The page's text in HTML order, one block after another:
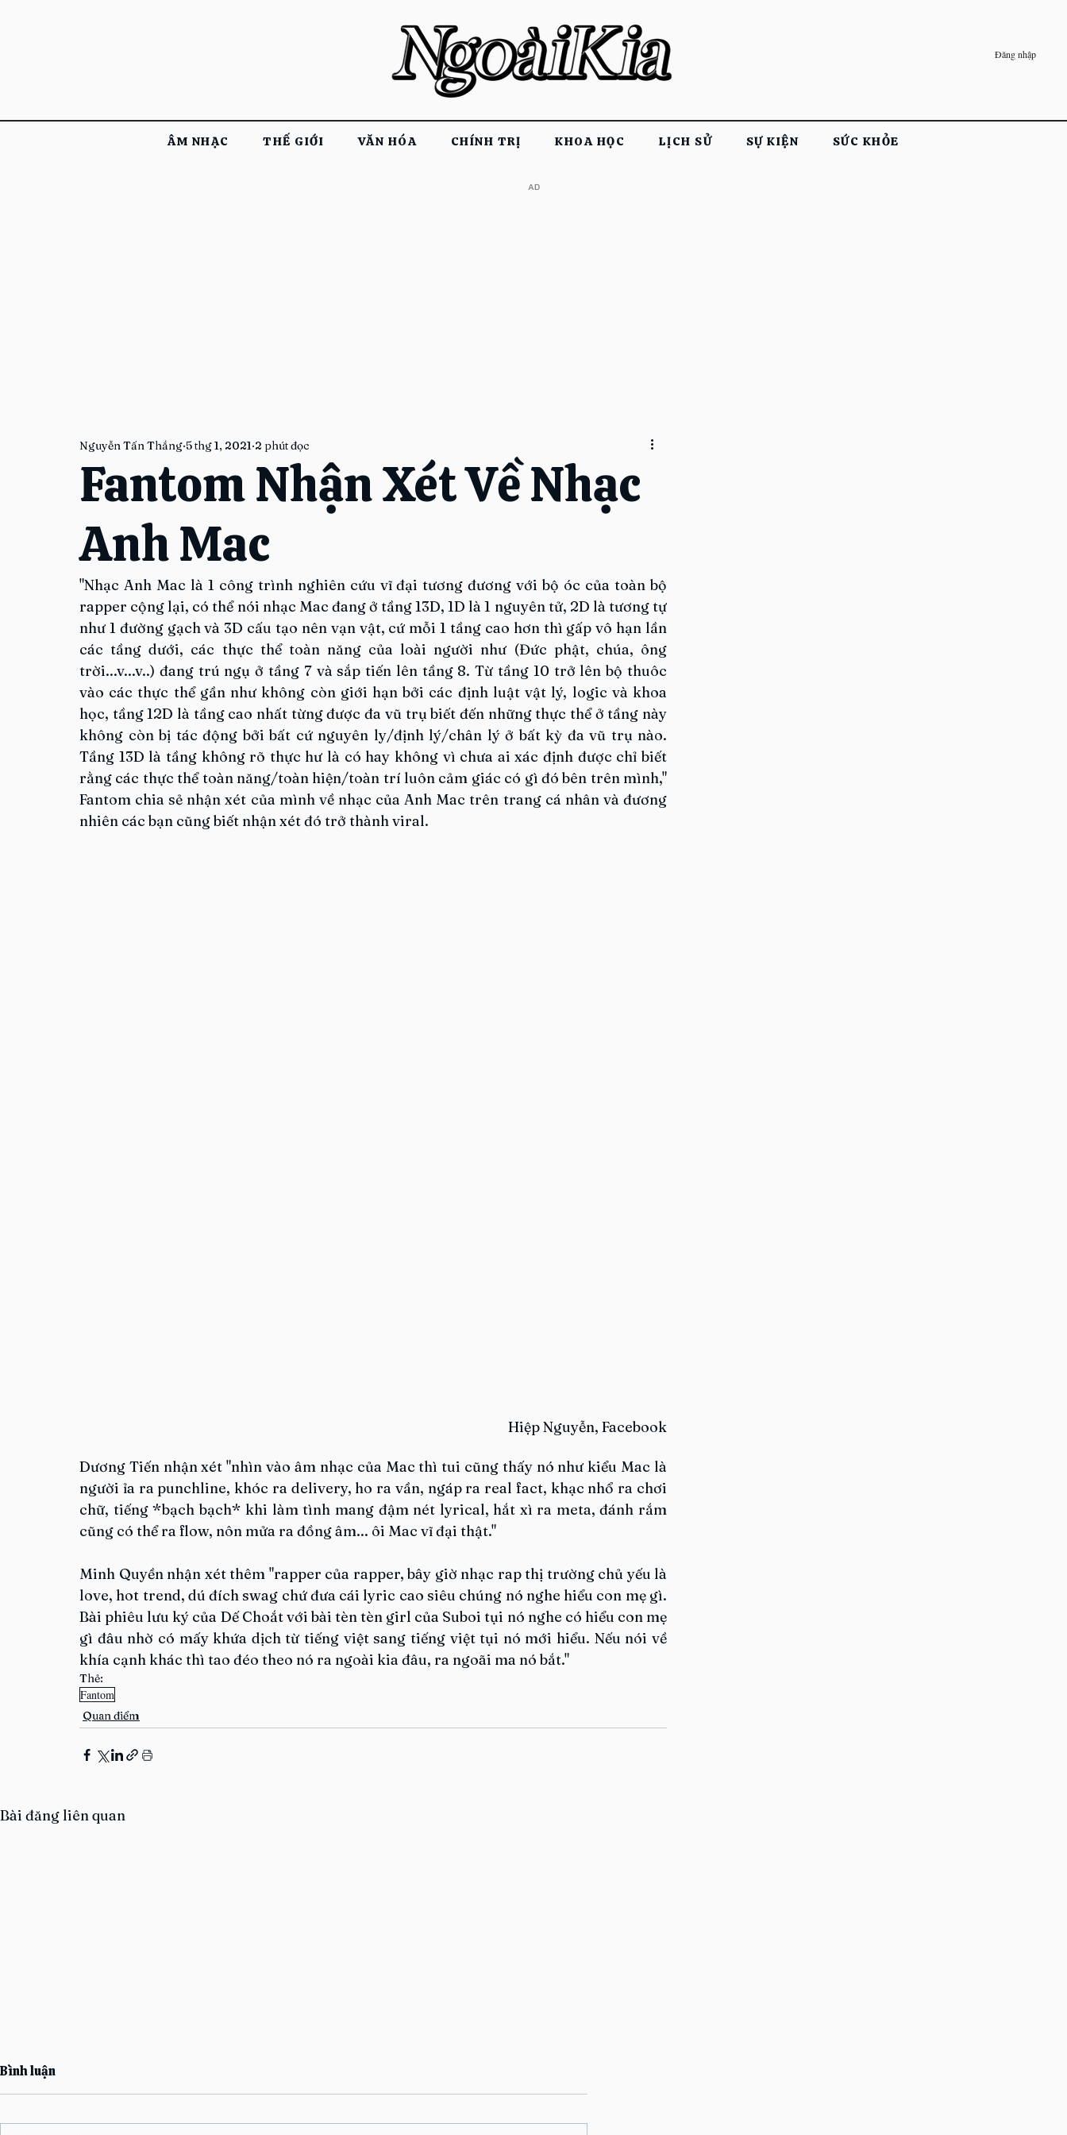
Đăng nhập
ÂM NHẠC THẾ GIỚI VĂN HÓA CHÍNH TRỊ KHOA HỌC LỊCH SỬ SỰ KIỆN SỨC KHỎE
​AD
Fantom Nhận Xét Về Nhạc
Anh Mac
Nguyễn Tấn Thắng 5 thg 1, 2021 2 phút đọc
"Nhạc Anh Mac là 1 công trình nghiên cứu vĩ đại tương đương với bộ óc của toàn bộ
rapper cộng lại, có thể nói nhạc Mac đang ở tầng 13D, 1D là 1 nguyên tử, 2D là tương tự
như 1 đường gạch và 3D cấu tạo nên vạn vật, cứ mỗi 1 tầng cao hơn thì gấp vô hạn lần
các tầng dưới, các thực thể toàn năng của loài người như (Đức phật, chúa, ông
trời...v...v..) đang trú ngụ ở tầng 7 và sắp tiến lên tầng 8. Từ tầng 10 trở lên bộ thuôc
vào các thực thể gần như không còn giới hạn bởi các định luật vật lý, logic và khoa
học, tầng 12D là tầng cao nhất từng được đa vũ trụ biết đến những thực thể ở tầng này
không còn bị tác động bởi bất cứ nguyên ly/định lý/chân lý ở bất kỳ đa vũ trụ nào.
Tầng 13D là tầng không rõ thực hư là có hay không vì chưa ai xác định được chỉ biết
rằng các thực thể toàn năng/toàn hiện/toàn trí luôn cảm giác có gì đó bên trên mình,"
Fantom chia sẻ nhận xét của mình về nhạc của Anh Mac trên trang cá nhân và đương
nhiên các bạn cũng biết nhận xét đó trở thành viral.
Hiệp Nguyễn, Facebook
Dương Tiến nhận xét "nhìn vào âm nhạc của Mac thì tui cũng thấy nó như kiểu Mac là
người ỉa ra punchline, khóc ra delivery, ho ra vần, ngáp ra real fact, khạc nhổ ra chơi
chữ, tiếng *bạch bạch* khi làm tình mang đậm nét lyrical, hắt xì ra meta, đánh rắm
cũng có thể ra flow, nôn mửa ra đồng âm... ôi Mac vĩ đại thật."
Minh Quyền nhận xét thêm "rapper của rapper, bây giờ nhạc rap thị trường chủ yếu là
love, hot trend, dú đích swag chứ đưa cái lyric cao siêu chúng nó nghe hiểu con mẹ gì.
Bài phiêu lưu ký của Dế Choắt với bài tèn tèn girl của Suboi tụi nó nghe có hiểu con mẹ
gì đâu nhờ có mấy khứa dịch từ tiếng việt sang tiếng việt tụi nó mới hiểu. Nếu nói về
khía cạnh khác thì tao đéo theo nó ra ngoài kia đâu, ra ngoãi ma nó bắt."
Thẻ:
Fantom
Quan điểm
Bài đăng liên quan
Bình luận